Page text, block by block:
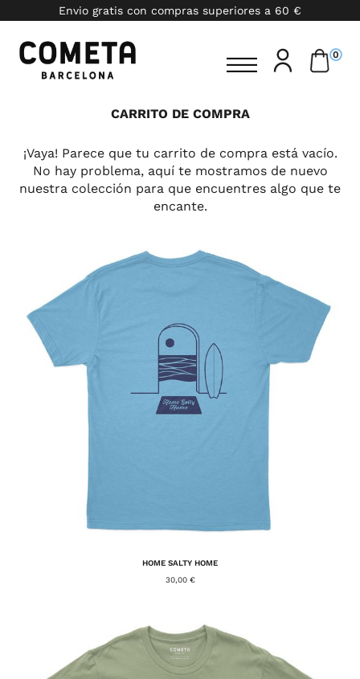
Envio gratis con compras superiores a 60 €
0
CARRITO DE COMPRA
¡Vaya! Parece que tu carrito de compra está vacío.
No hay problema, aquí te mostramos de nuevo
nuestra colección para que encuentres algo que te
encante.
HOME SALTY HOME
30,00 €